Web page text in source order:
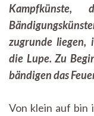
zugrunde liegen,
die Lupe. Zu
bändigen das
Von klein auf bin